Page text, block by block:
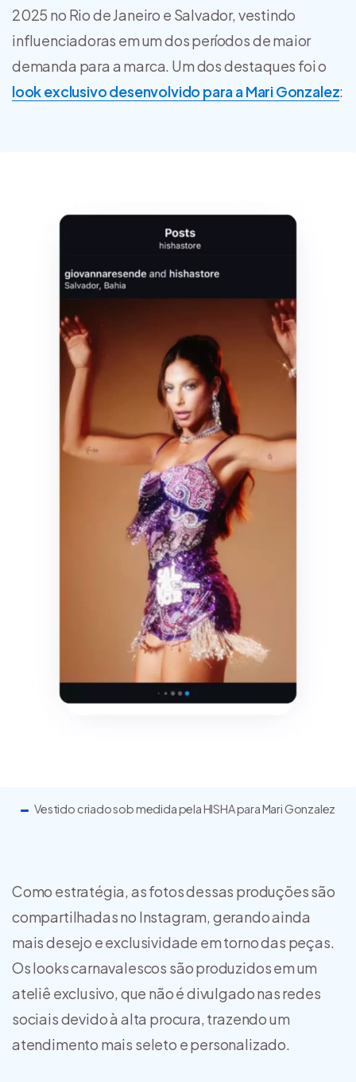
2025 no Rio de Janeiro e Salvador, vestindo
influenciadoras em um dos períodos de maior
demanda para a marca. Um dos destaques foi o
look exclusivo desenvolvido para a Mari Gonzalez:
Vestido criado sob medida pela HISHA para Mari Gonzalez
Como estratégia, as fotos dessas produções são
compartilhadas no Instagram, gerando ainda
mais desejo e exclusividade em torno das peças.
Os looks carnavalescos são produzidos em um
ateliê exclusivo, que não é divulgado nas redes
sociais devido à alta procura, trazendo um
atendimento mais seleto e personalizado.